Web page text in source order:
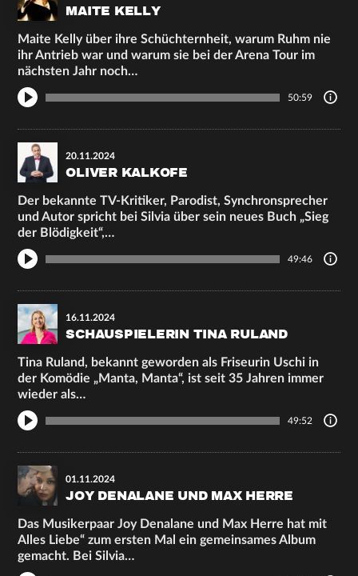
MAITE KELLY
Maite Kelly über ihre Schüchternheit, warum Ruhm nie
ihr Antrieb war und warum sie bei der Arena Tour im
nächsten Jahr noch…
50:59
20.11.2024
OLIVER KALKOFE
Der bekannte TV-Kritiker, Parodist, Synchronsprecher
und Autor spricht bei Silvia über sein neues Buch „Sieg
der Blödigkeit“,…
49:46
16.11.2024
SCHAUSPIELERIN TINA RULAND
Tina Ruland, bekannt geworden als Friseurin Uschi in
der Komödie „Manta, Manta“, ist seit 35 Jahren immer
wieder als…
49:52
01.11.2024
JOY DENALANE UND MAX HERRE
Das Musikerpaar Joy Denalane und Max Herre hat mit
Alles Liebe“ zum ersten Mal ein gemeinsames Album
gemacht. Bei Silvia…